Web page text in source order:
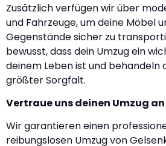
Zusätzlich verfügen wir über
und Fahrzeuge, um deine Möbel
Gegenstände sicher zu
bewusst, dass dein Umzug ein
deinem Leben ist und behandeln
größter Sorgfalt.
Vertraue uns deinen Umzug
Wir garantieren einen
reibungslosen Umzug von